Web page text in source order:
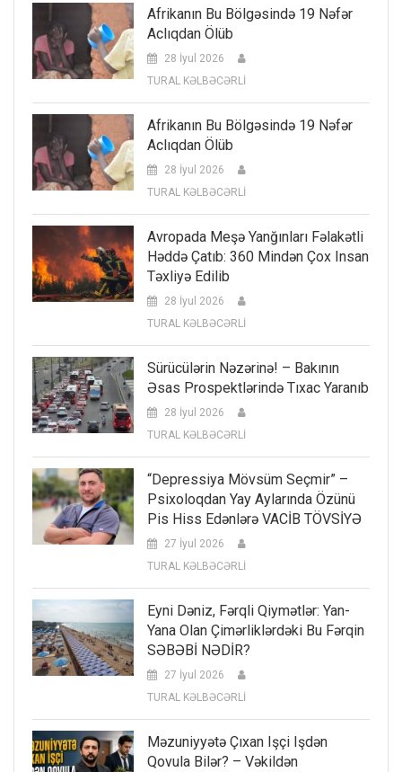
Afrikanın Bu Bölgəsində 19 Nəfər
Aclıqdan Ölüb
28 İyul 2026
TURAL KƏLBƏCƏRLİ
Afrikanın Bu Bölgəsində 19 Nəfər
Aclıqdan Ölüb
28 İyul 2026
TURAL KƏLBƏCƏRLİ
Avropada Meşə Yanğınları Fəlakətli
Həddə Çatıb: 360 Mindən Çox Insan
Təxliyə Edilib
28 İyul 2026
TURAL KƏLBƏCƏRLİ
Sürücülərin Nəzərinə! – Bakının
Əsas Prospektlərində Tıxac Yaranıb
28 İyul 2026
TURAL KƏLBƏCƏRLİ
“Depressiya Mövsüm Seçmir” –
Psixoloqdan Yay Aylarında Özünü
Pis Hiss Edənlərə VACİB TÖVSİYƏ
27 İyul 2026
TURAL KƏLBƏCƏRLİ
Eyni Dəniz, Fərqli Qiymətlər: Yan-
Yana Olan Çimərliklərdəki Bu Fərqin
SƏBƏBİ NƏDİR?
27 İyul 2026
TURAL KƏLBƏCƏRLİ
Məzuniyyətə Çıxan Işçi Işdən
Qovula Bilər? – Vəkildən